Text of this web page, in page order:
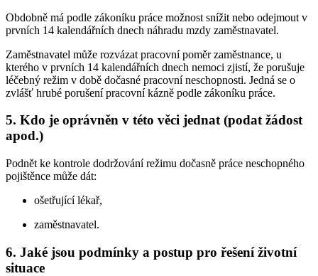
Obdobně má podle zákoníku práce možnost snížit nebo odejmout v
prvních 14 kalendářních dnech náhradu mzdy zaměstnavatel.
Zaměstnavatel může rozvázat pracovní poměr zaměstnance, u
kterého v prvních 14 kalendářních dnech nemoci zjistí, že porušuje
léčebný režim v době dočasné pracovní neschopnosti. Jedná se o
zvlášť hrubé porušení pracovní kázně podle zákoníku práce.
5. Kdo je oprávněn v této věci jednat (podat žádost
apod.)
Podnět ke kontrole dodržování režimu dočasně práce neschopného
pojištěnce může dát:
ošetřující lékař,
zaměstnavatel.
6. Jaké jsou podmínky a postup pro řešení životní
situace